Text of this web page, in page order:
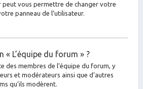
peut vous permettre de changer votre
panneau de l’utilisateur.
« L’équipe du forum » ?
des membres de l’équipe du forum, y
et modérateurs ainsi que d’autres
qu’ils modèrent.